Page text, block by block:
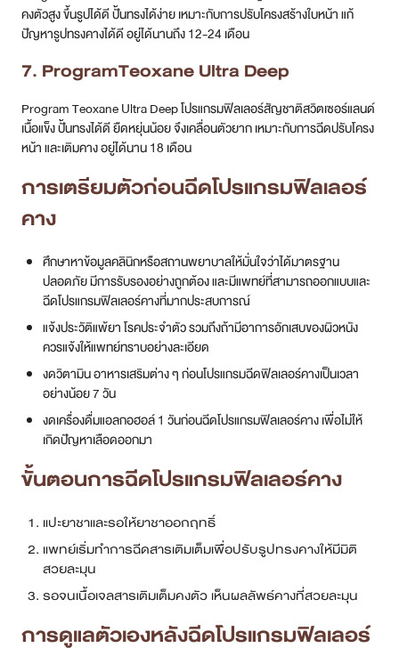
คงตัวสูง ขึ้นรูปได้ดี ปั้นทรงได้ง่าย เหมาะกับการปรับโครงสร้างใบหน้า แก้
ปัญหารูปทรงคางได้ดี อยู่ได้นานถึง 12-24 เดือน
7. ProgramTeoxane Ultra Deep
Program Teoxane Ultra Deep โปรแกรมฟิลเลอร์สัญชาติสวิตเซอร์แลนด์
เนื้อแข็ง ปั้นทรงได้ดี ยืดหยุ่นน้อย จึงเคลื่อนตัวยาก เหมาะกับการฉีดปรับโครง
หน้า และเติมคาง อยู่ได้นาน 18 เดือน
การเตรียมตัวก่อนฉีดโปรแกรมฟิลเลอร์
คาง
ศึกษาหาข้อมูลคลินิกหรือสถานพยาบาลให้มั่นใจว่าได้มาตรฐาน
ปลอดภัย มีการรับรองอย่างถูกต้อง และมีแพทย์ที่สามารถออกแบบและ
ฉีดโปรแกรมฟิลเลอร์คางที่มากประสบการณ์
แจ้งประวัติแพ้ยา โรคประจำตัว รวมถึงถ้ามีอาการอักเสบของผิวหนัง
ควรแจ้งให้แพทย์ทราบอย่างละเอียด
งดวิตามิน อาหารเสริมต่าง ๆ ก่อนโปรแกรมฉีดฟิลเลอร์คางเป็นเวลา
อย่างน้อย 7 วัน
งดเครื่องดื่มแอลกอฮอล์ 1 วันก่อนฉีดโปรแกรมฟิลเลอร์คาง เพื่อไม่ให้
เกิดปัญหาเลือดออกมา
ขั้นตอนการฉีดโปรแกรมฟิลเลอร์คาง
แปะยาชาและรอให้ยาชาออกฤทธิ์
แพทย์เริ่มทำการฉีดสารเติมเต็มเพื่อปรับรูปทรงคางให้มีมิติ
สวยละมุน
รอจนเนื้อเจลสารเติมเต็มคงตัว เห็นผลลัพธ์คางที่สวยละมุน
การดูแลตัวเองหลังฉีดโปรแกรมฟิลเลอร์